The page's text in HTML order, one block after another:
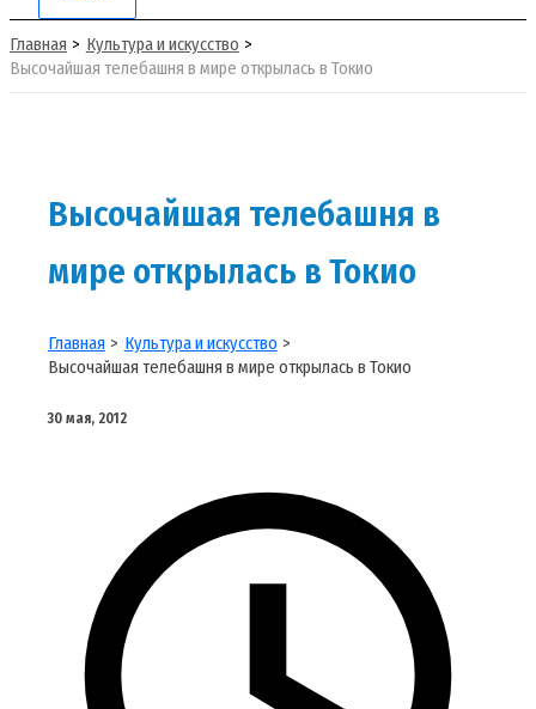
Главная
Культура и искусство
Высочайшая телебашня в мире открылась в Токио
Высочайшая телебашня в
мире открылась в Токио
Главная
Культура и искусство
Высочайшая телебашня в мире открылась в Токио
30 мая, 2012